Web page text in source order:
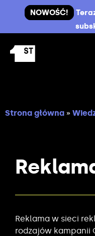
NOWOŚĆ!
Strona główna »
Reklama w sieci
rodzajów kampanii